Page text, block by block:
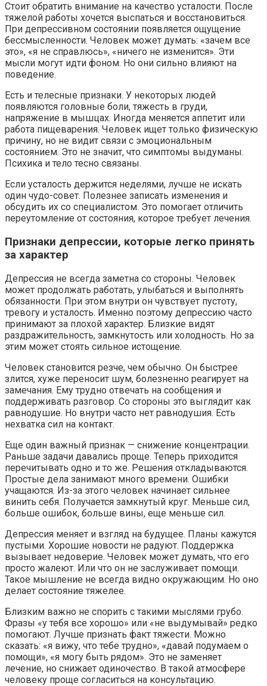
Стоит обратить внимание на качество усталости. После
тяжелой работы хочется выспаться и восстановиться.
При депрессивном состоянии появляется ощущение
бессмысленности. Человек может думать: «зачем все
это», «я не справлюсь», «ничего не изменится». Эти
мысли могут идти фоном. Но они сильно влияют на
поведение.
Есть и телесные признаки. У некоторых людей
появляются головные боли, тяжесть в груди,
напряжение в мышцах. Иногда меняется аппетит или
работа пищеварения. Человек ищет только физическую
причину, но не видит связи с эмоциональным
состоянием. Это не значит, что симптомы выдуманы.
Психика и тело тесно связаны.
Если усталость держится неделями, лучше не искать
один чудо-совет. Полезнее записать изменения и
обсудить их со специалистом. Это помогает отличить
переутомление от состояния, которое требует лечения.
Признаки депрессии, которые легко принять
за характер
Депрессия не всегда заметна со стороны. Человек
может продолжать работать, улыбаться и выполнять
обязанности. При этом внутри он чувствует пустоту,
тревогу и усталость. Именно поэтому депрессию часто
принимают за плохой характер. Близкие видят
раздражительность, замкнутость или холодность. Но за
этим может стоять сильное истощение.
Человек становится резче, чем обычно. Он быстрее
злится, хуже переносит шум, болезненно реагирует на
замечания. Ему трудно отвечать на сообщения и
поддерживать разговор. Со стороны это выглядит как
равнодушие. Но внутри часто нет равнодушия. Есть
нехватка сил на контакт.
Еще один важный признак — снижение концентрации.
Раньше задачи давались проще. Теперь приходится
перечитывать одно и то же. Решения откладываются.
Простые дела занимают много времени. Ошибки
учащаются. Из-за этого человек начинает сильнее
винить себя. Получается замкнутый круг. Меньше сил,
больше ошибок, больше вины, еще меньше сил.
Депрессия меняет и взгляд на будущее. Планы кажутся
пустыми. Хорошие новости не радуют. Поддержка
вызывает недоверие. Человек может думать, что его
просто жалеют. Или что он не заслуживает помощи.
Такое мышление не всегда видно окружающим. Но оно
делает состояние тяжелее.
Близким важно не спорить с такими мыслями грубо.
Фразы «у тебя все хорошо» или «не выдумывай» редко
помогают. Лучше признать факт тяжести. Можно
сказать: «я вижу, что тебе трудно», «давай подумаем о
помощи», «я могу быть рядом». Это не заменяет
лечение, но снижает одиночество. В такой атмосфере
человеку проще согласиться на консультацию.